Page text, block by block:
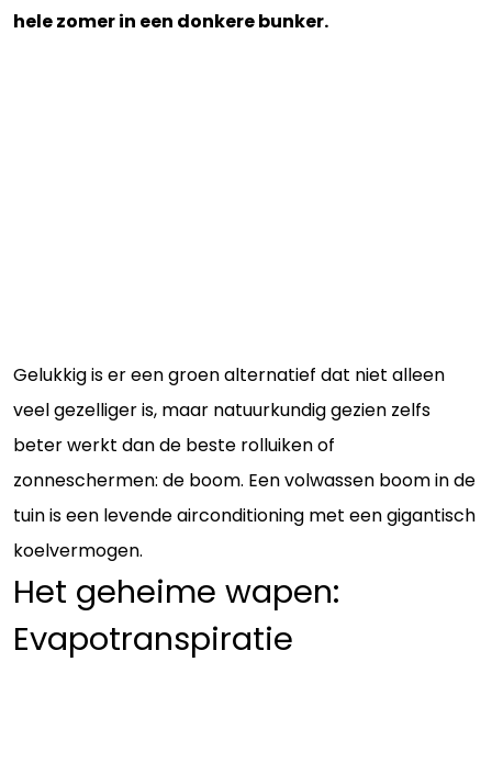
hele zomer in een donkere bunker.
Gelukkig is er een groen alternatief dat niet alleen
veel gezelliger is, maar natuurkundig gezien zelfs
beter werkt dan de beste rolluiken of
zonneschermen: de boom. Een volwassen boom in de
tuin is een levende airconditioning met een gigantisch
koelvermogen.
Het geheime wapen:
Evapotranspiratie